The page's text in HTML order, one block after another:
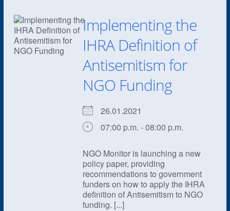
Implementing the
IHRA Definition of
Antisemitism for
NGO Funding
26.01.2021
07:00 p.m. - 08:00 p.m.
NGO Monitor is launching a new
policy paper, providing
recommendations to government
funders on how to apply the IHRA
definition of Antisemitism to NGO
funding. [...]